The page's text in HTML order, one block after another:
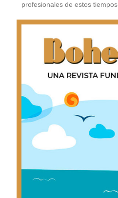
profesionales de estos tiempos